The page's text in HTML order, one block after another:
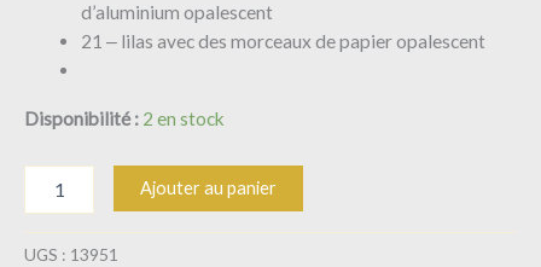
d’aluminium opalescent
21 ‒ lilas avec des morceaux de papier opalescent
Disponibilité : 2 en stock
Ajouter au panier
UGS : 13951